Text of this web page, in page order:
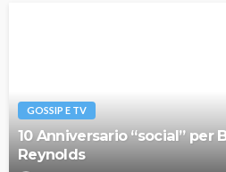
GOSSIP E TV
10 Anniversario “social” per
Reynolds